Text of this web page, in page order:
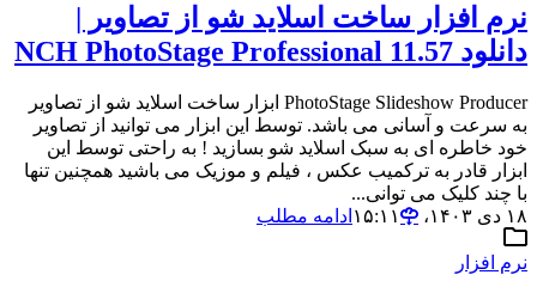
نرم افزار ساخت اسلاید شو از تصاویر |
دانلود NCH PhotoStage Professional 11.57
PhotoStage Slideshow Producer ابزار ساخت اسلاید شو از تصاویر
به سرعت و آسانی می باشد. توسط این ابزار می توانید از تصاویر
خود خاطره ای به سبک اسلاید شو بسازید ! به راحتی توسط این
ابزار قادر به ترکمیب عکس ، فیلم و موزیک می باشید همچنین تنها
با چند کلیک می توانی...
۱۸ دی ۱۴۰۳،‏ ۱۵:۱۱
ادامه مطلب
نرم افزار